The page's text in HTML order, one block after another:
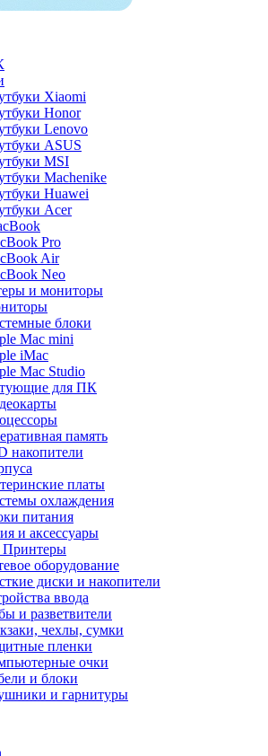
Xiaomi
Honor
Lenovo
ASUS
MSI
Machenike
Huawei
Acer
Pro
Air
Neo
и мониторы
блоки
Mac mini
iMac
Mac Studio
для ПК
память
накопители
платы
охлаждения
питания
и аксессуары
Принтеры
оборудование
диски и накопители
ввода
и разветвители
чехлы, сумки
пленки
очки
и блоки
и гарнитуры